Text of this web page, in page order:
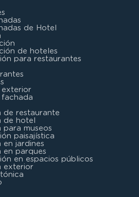
de Hotel
de hoteles
para restaurantes
exterior
fachada
de restaurante
de hotel
para museos
paisajística
en jardines
en parques
en espacios públicos
exterior